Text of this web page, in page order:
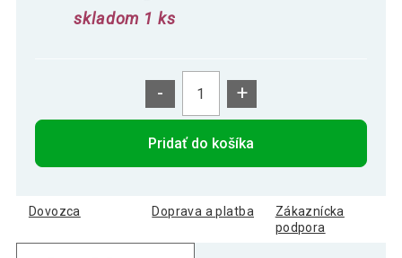
skladom 1 ks
- +
Pridať do košíka
Dovozca Doprava a platba
Zákaznícka
podpora